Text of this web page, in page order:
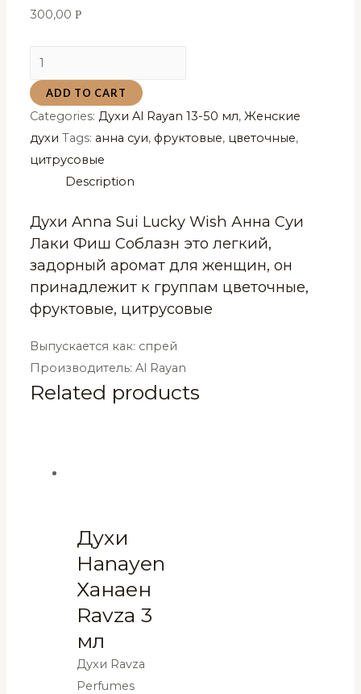
300,00Р
Духи
Anna
Sui
Lucky
Wish
Анна
Фиш
Соблазн
Al
Rayan
13
мл
quantity
ADD TO CART
Categories:Духи Al Rayan 13-50 мл,Женские
духи Tags: анна суи, фруктовые, цветочные,
цитрусовые
Description
Духи Anna Sui Lucky Wish Анна Суи
Лаки Фиш Соблазн это легкий,
задорный аромат для женщин, он
принадлежит к группам цветочные,
фруктовые, цитрусовые
Выпускается как: спрей
Производитель: Al Rayan
Related products
Духи
Hanayen
Ханаен
Ravza 3
мл
Духи Ravza
Perfumes